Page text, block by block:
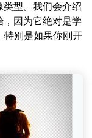
型。我们会介绍
因为它绝对是学
特别是如果你刚开